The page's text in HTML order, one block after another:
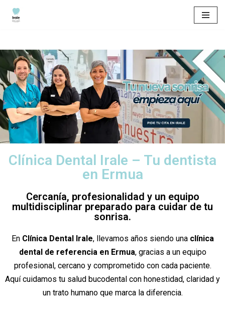
contenido
Clínica Dental Irale – Tu dentista
en Ermua
Cercanía, profesionalidad y un equipo
multidisciplinar preparado para cuidar de tu
sonrisa.
En Clínica Dental Irale, llevamos años siendo una clínica
dental de referencia en Ermua, gracias a un equipo
profesional, cercano y comprometido con cada paciente.
Aquí cuidamos tu salud bucodental con honestidad, claridad y
un trato humano que marca la diferencia.